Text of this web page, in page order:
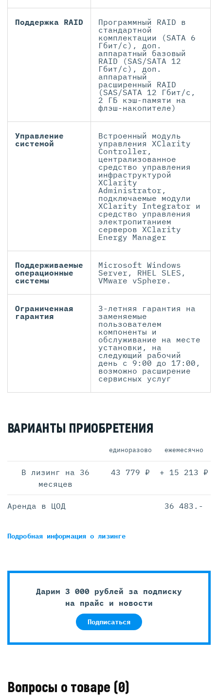
Поддержка RAID
Программный RAID в
стандартной
комплектации (SATA 6
Гбит/с), доп.
аппаратный базовый
RAID (SAS/SATA 12
Гбит/с), доп.
аппаратный
расширенный RAID
(SAS/SATA 12 Гбит/с,
2 ГБ кэш-памяти на
флэш-накопителе)
Управление
системой
Встроенный модуль
управления XClarity
Controller,
централизованное
средство управления
инфраструктурой
XClarity
Administrator,
подключаемые модули
XClarity Integrator и
средство управления
электропитанием
серверов XClarity
Energy Manager
Поддерживаемые
операционные
системы
Microsoft Windows
Server, RHEL SLES,
VMware vSphere.
Ограниченная
гарантия
3-летняя гарантия на
заменяемые
пользователем
компоненты и
обслуживание на месте
установки, на
следующий рабочий
день с 9:00 до 17:00,
возможно расширение
сервисных услуг
ВАРИАНТЫ ПРИОБРЕТЕНИЯ
единоразово ежемесячно
В лизинг на 36
месяцев
43 779 ₽ + 15 213 ₽
Аренда в ЦОД 36 483.-
Подробная информацияо лизинге
Дарим 3 000 рублей за подписку
на прайс и новости
Подписаться
Вопросы о товаре (0)